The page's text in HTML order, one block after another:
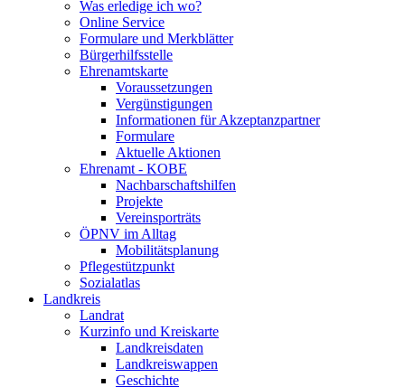
Was erledige ich wo?
Online Service
Formulare und Merkblätter
Bürgerhilfsstelle
Ehrenamtskarte
Voraussetzungen
Vergünstigungen
Informationen für Akzeptanzpartner
Formulare
Aktuelle Aktionen
Ehrenamt - KOBE
Nachbarschaftshilfen
Projekte
Vereinsporträts
ÖPNV im Alltag
Mobilitätsplanung
Pflegestützpunkt
Sozialatlas
Landkreis
Landrat
Kurzinfo und Kreiskarte
Landkreisdaten
Landkreiswappen
Geschichte